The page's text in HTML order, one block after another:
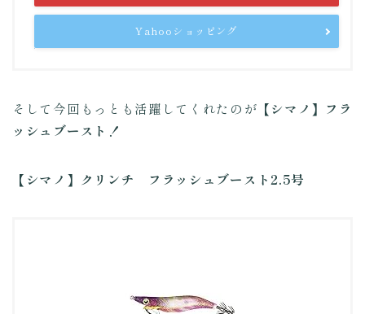
Yahooショッピング
そして今回もっとも活躍してくれたのが 【シマノ】フラ
ッシュブースト！
【シマノ】クリンチ フラッシュブースト2.5号